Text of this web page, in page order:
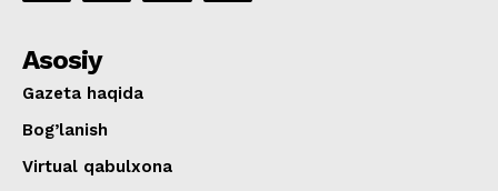
Asosiy
Gazeta haqida
Bog’lanish
Virtual qabulxona